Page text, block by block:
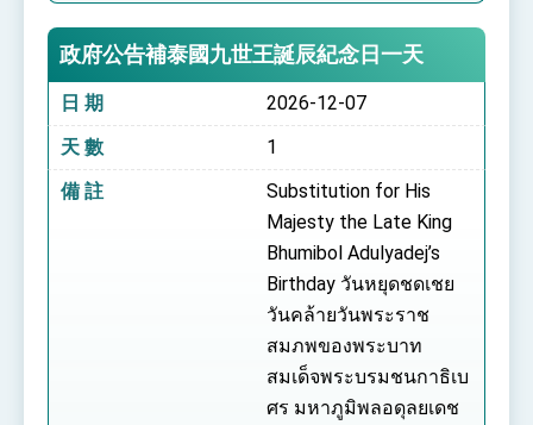
政府公告補泰國九世王誕辰紀念日一天
日 期
2026-12-07
天 數
1
備 註
Substitution for His
Majesty the Late King
Bhumibol Adulyadej’s
Birthday วันหยุดชดเชย
วันคล้ายวันพระราช
สมภพของพระบาท
สมเด็จพระบรมชนกาธิเบ
ศร มหาภูมิพลอดุลยเดช